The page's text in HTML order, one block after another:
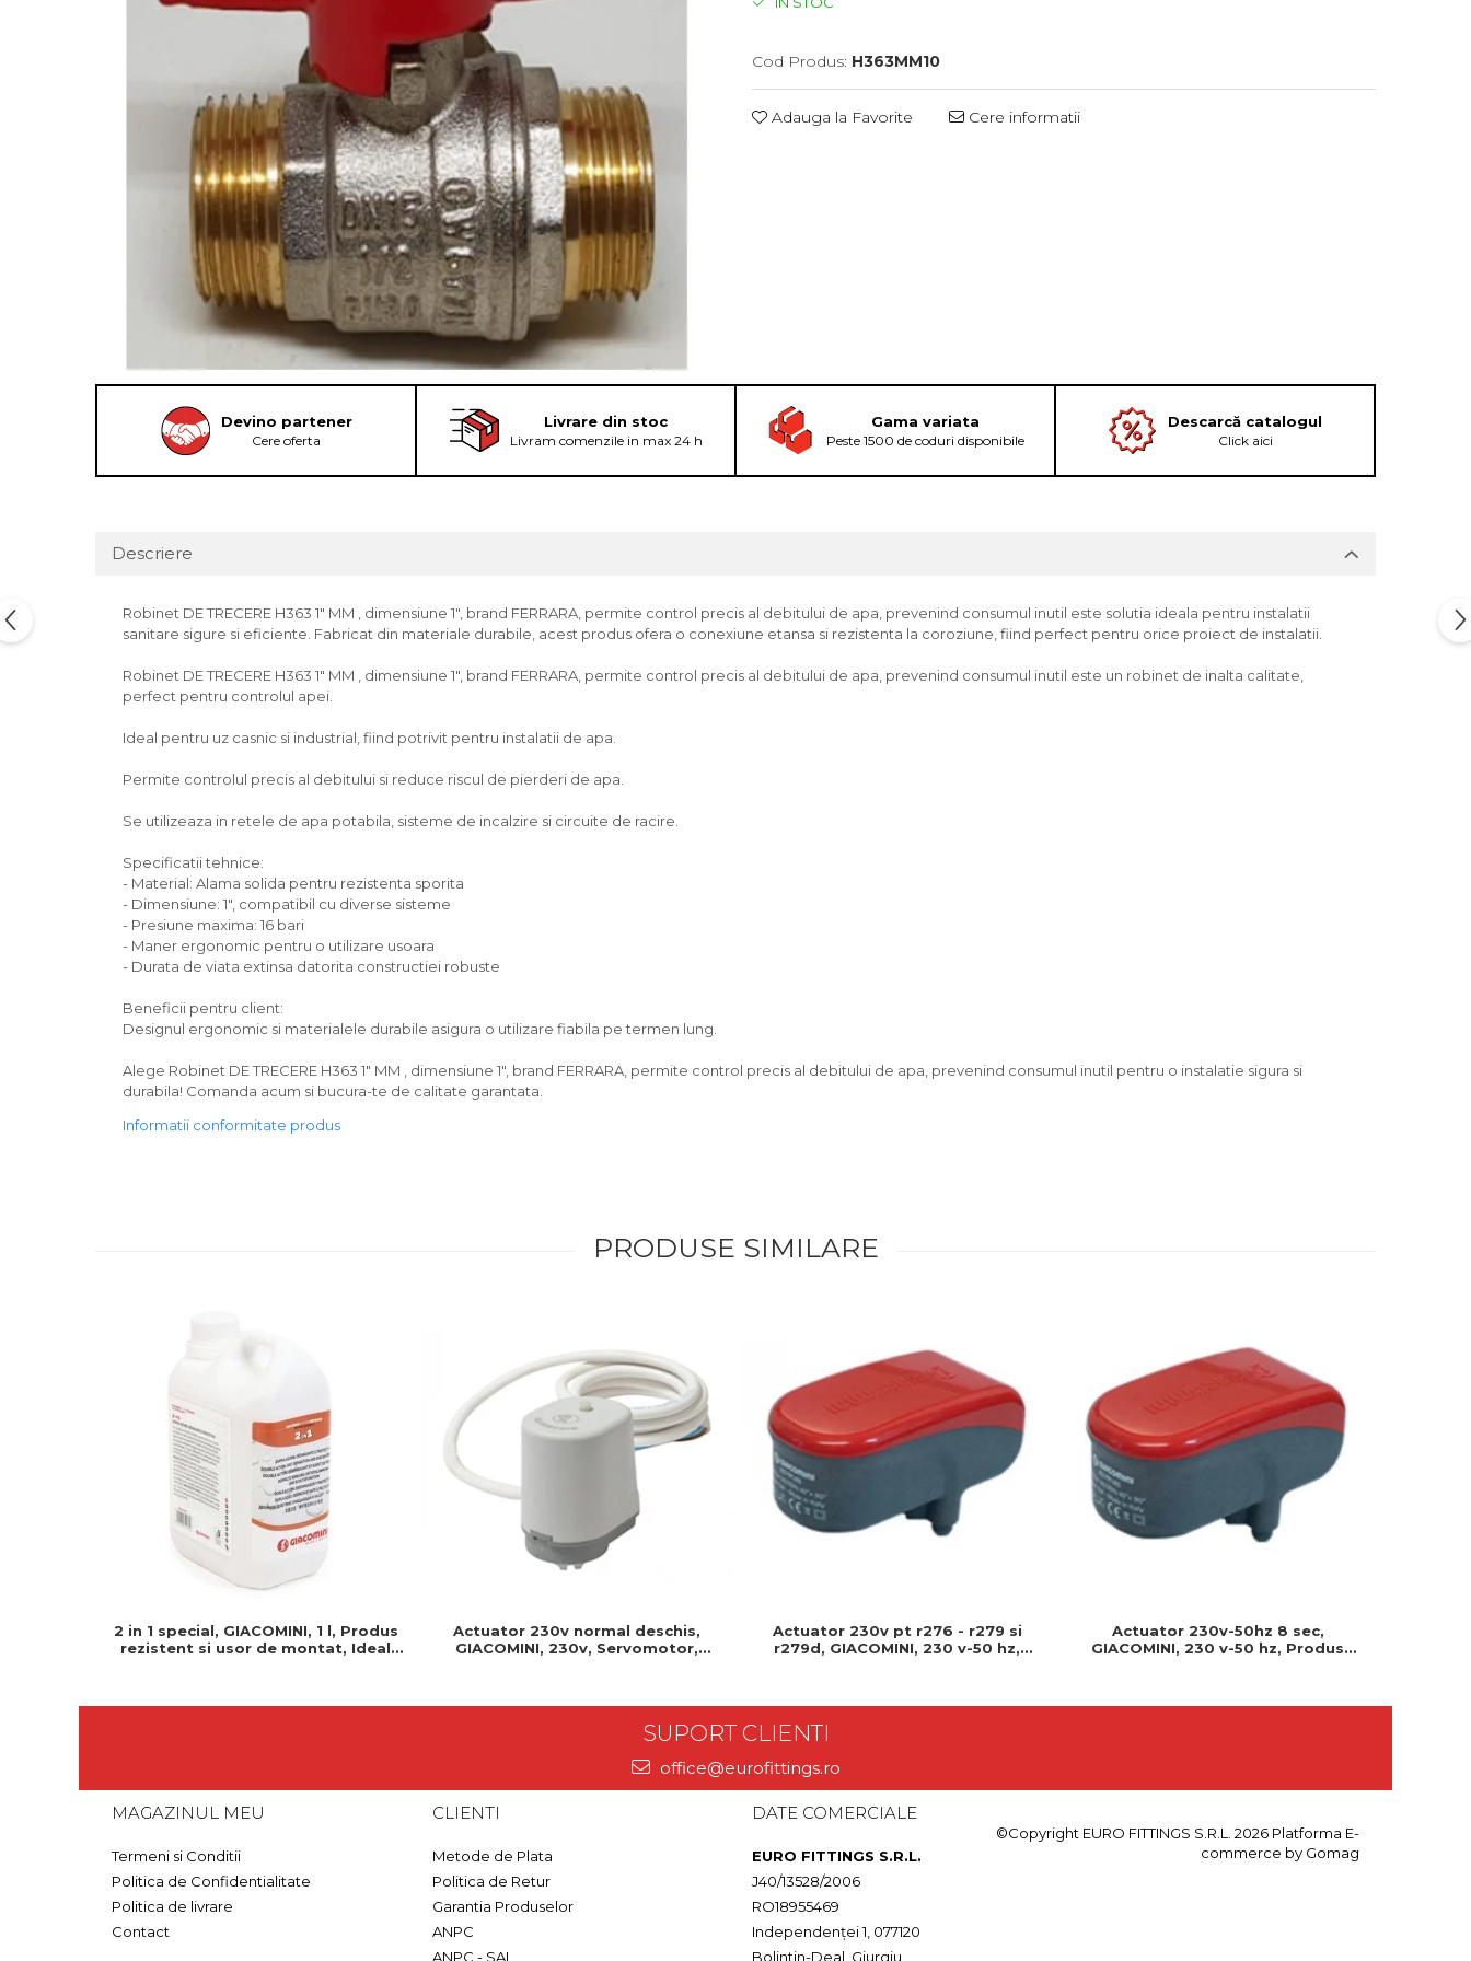
Cod Produs: H363MM10
Adauga la Favorite Cere informatii
Devino partener
Cere oferta
Livrare din stoc
Livram comenzile in max 24 h
Gama variata
Peste 1500 de coduri disponibile
Descarcă catalogul
Click aici
Descriere
Robinet DE TRECERE H363 1" MM , dimensiune 1", brand FERRARA, permite control precis al debitului de apa, prevenind consumul inutil este solutia ideala pentru instalatii
sanitare sigure si eficiente. Fabricat din materiale durabile, acest produs ofera o conexiune etansa si rezistenta la coroziune, fiind perfect pentru orice proiect de instalatii.
Robinet DE TRECERE H363 1" MM , dimensiune 1", brand FERRARA, permite control precis al debitului de apa, prevenind consumul inutil este un robinet de inalta calitate,
perfect pentru controlul apei.
Ideal pentru uz casnic si industrial, fiind potrivit pentru instalatii de apa.
Permite controlul precis al debitului si reduce riscul de pierderi de apa.
Se utilizeaza in retele de apa potabila, sisteme de incalzire si circuite de racire.
Specificatii tehnice:
- Material: Alama solida pentru rezistenta sporita
- Dimensiune: 1", compatibil cu diverse sisteme
- Presiune maxima: 16 bari
- Maner ergonomic pentru o utilizare usoara
- Durata de viata extinsa datorita constructiei robuste
Beneficii pentru client:
Designul ergonomic si materialele durabile asigura o utilizare fiabila pe termen lung.
Alege Robinet DE TRECERE H363 1" MM , dimensiune 1", brand FERRARA, permite control precis al debitului de apa, prevenind consumul inutil pentru o instalatie sigura si
durabila! Comanda acum si bucura-te de calitate garantata.
Informatii conformitate produs
PRODUSE SIMILARE
2 in 1 special, GIACOMINI, 1 l, Produs
rezistent si usor de montat, Ideal
Actuator 230v normal deschis,
GIACOMINI, 230v, Servomotor,
Actuator 230v pt r276 - r279 si
r279d, GIACOMINI, 230 v-50 hz,
Actuator 230v-50hz 8 sec,
GIACOMINI, 230 v-50 hz, Produs
SUPORT CLIENTI
office@eurofittings.ro
MAGAZINUL MEU
Termeni si Conditii
Politica de Confidentialitate
Politica de livrare
Contact
CLIENTI
Metode de Plata
Politica de Retur
Garantia Produselor
ANPC
ANPC - SAL
DATE COMERCIALE
EURO FITTINGS S.R.L.
J40/13528/2006
RO18955469
Independenței 1, 077120
Bolintin-Deal, Giurgiu
©Copyright EURO FITTINGS S.R.L. 2026 Platforma E-
commerce by Gomag